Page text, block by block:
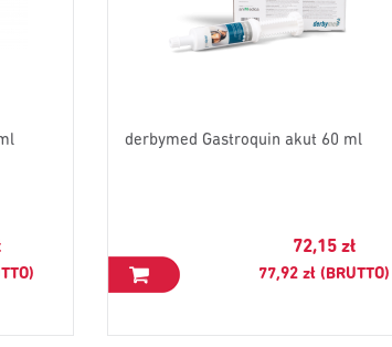
derbymed Gastroquin akut 60 ml
72,15 zł
77,92 zł (BRUTTO)